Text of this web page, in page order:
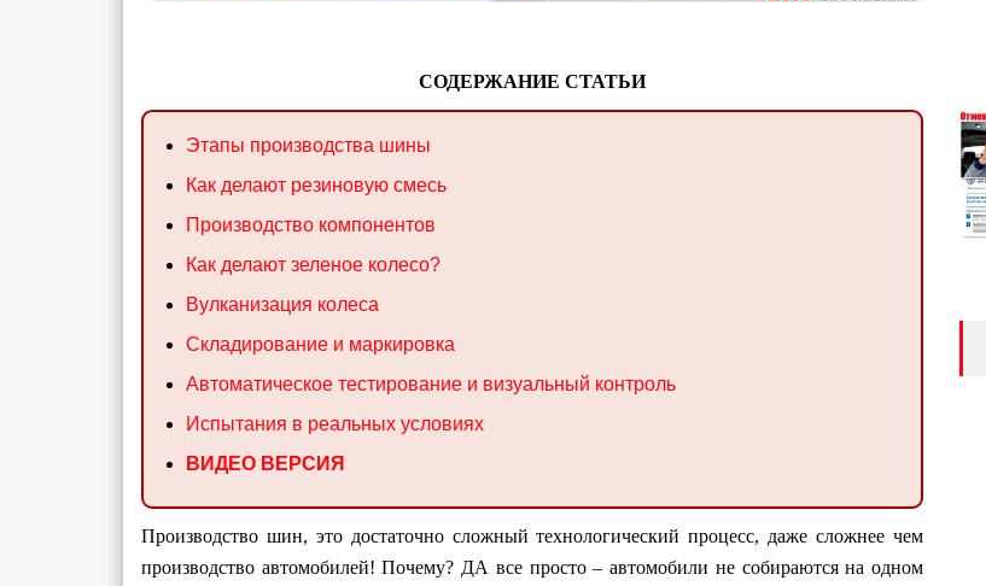
СОДЕРЖАНИЕ СТАТЬИ
Этапы производства шины
Как делают резиновую смесь
Производство компонентов
Как делают зеленое колесо?
Вулканизация колеса
Складирование и маркировка
Автоматическое тестирование и визуальный контроль
Испытания в реальных условиях
ВИДЕО ВЕРСИЯ
Производство шин, это достаточно сложный технологический процесс, даже сложнее чем
производство автомобилей! Почему? ДА все просто – автомобили не собираются на одном